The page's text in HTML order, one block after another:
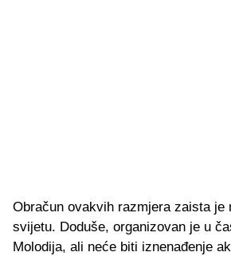
Obračun ovakvih razmjera zaista je
svijetu. Doduše, organizovan je u
Molodija, ali neće biti iznenađenje